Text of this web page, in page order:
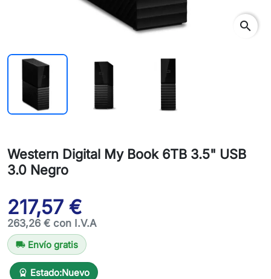
search
Western Digital My Book 6TB 3.5" USB
3.0 Negro
217,57 €
263,26 € con I.V.A
local_shipping Envío gratis
workspace_premium Estado:Nuevo